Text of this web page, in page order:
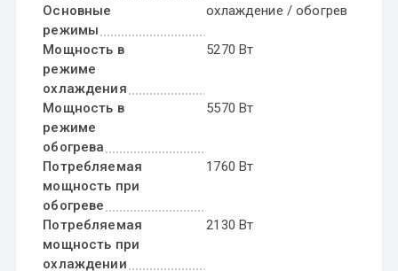
Основные
режимы
охлаждение / обогрев
Мощность в
режиме
охлаждения
5270 Вт
Мощность в
режиме
обогрева
5570 Вт
Потребляемая
мощность при
обогреве
1760 Вт
Потребляемая
мощность при
охлаждении
2130 Вт